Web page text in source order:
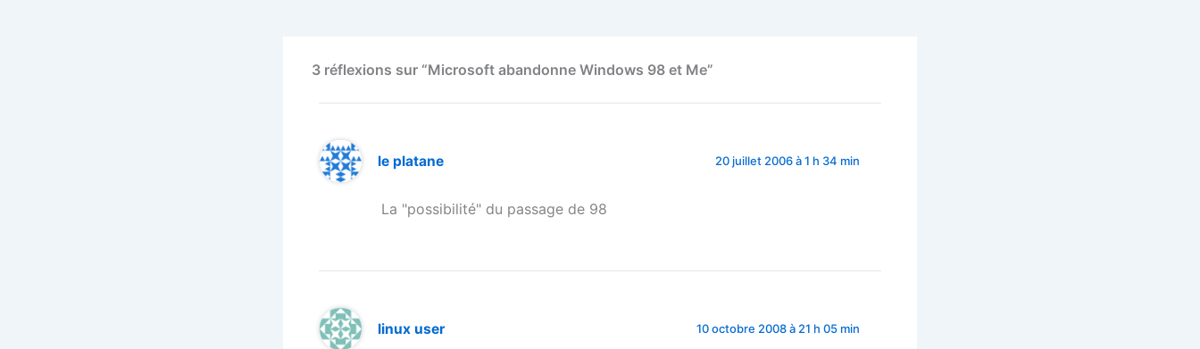
3 réflexions sur “Microsoft abandonne Windows 98 et Me”
le platane 20 juillet 2006 à 1 h 34 min
La "possibilité" du passage de 98
linux user 10 octobre 2008 à 21 h 05 min